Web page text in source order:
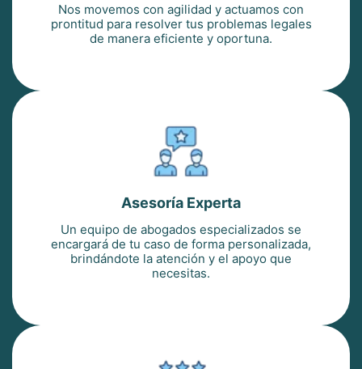
Nos movemos con agilidad y actuamos con
prontitud para resolver tus problemas legales
de manera eficiente y oportuna.
Asesoría Experta
Un equipo de abogados especializados se
encargará de tu caso de forma personalizada,
brindándote la atención y el apoyo que
necesitas.